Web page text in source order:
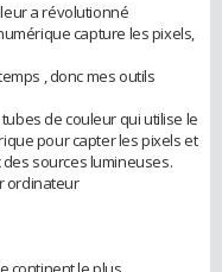
a révolutionné
capture les pixels,
, donc mes outils
de couleur qui utilise le
pour capter les pixels et
sources lumineuses.
ordinateur